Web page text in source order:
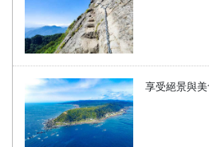
享受絕景與